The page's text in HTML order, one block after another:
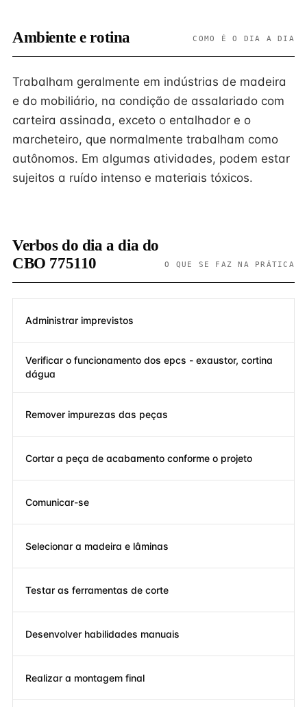
Ambiente e rotina COMO É O DIA A DIA
Trabalham geralmente em indústrias de madeira
e do mobiliário, na condição de assalariado com
carteira assinada, exceto o entalhador e o
marcheteiro, que normalmente trabalham como
autônomos. Em algumas atividades, podem estar
sujeitos a ruído intenso e materiais tóxicos.
Verbos do dia a dia do
CBO 775110
O QUE SE FAZ NA PRÁTICA
Administrar imprevistos
Verificar o funcionamento dos epcs - exaustor, cortina
dágua
Remover impurezas das peças
Cortar a peça de acabamento conforme o projeto
Comunicar-se
Selecionar a madeira e lâminas
Testar as ferramentas de corte
Desenvolver habilidades manuais
Realizar a montagem final